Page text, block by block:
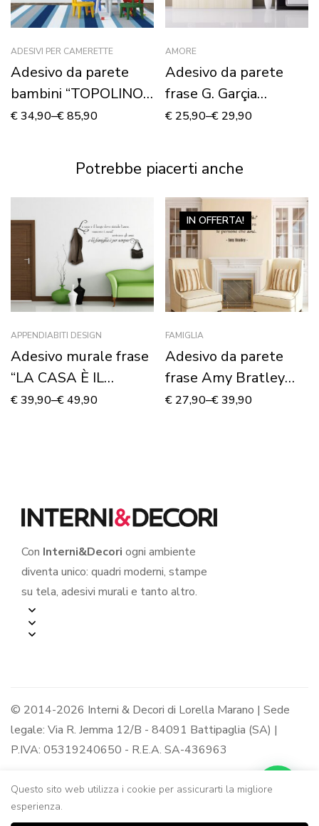
ADESIVI PER CAMERETTE
Adesivo da parete
bambini “TOPOLINO I
SUOI AMICI” –
€34,90–€85,90
AMORE
Adesivo da parete
frase G. Garçia
Marquez “TI AMO
€ 25,90–€ 29,90
Potrebbe piacerti anche
APPENDIABITI DESIGN
Adesivo murale frase
“LA CASA È IL
LUOGO DOVE
€39,90–€49,90
IN OFFERTA!
FAMIGLIA
Adesivo da parete
frase Amy Bratley
“CHE COS’È LA
€ 27,90–€39,90
Con Interni&Decori ogni ambiente
diventa unico: quadri moderni, stampe
su tela, adesivi murali e tanto altro.
© 2014-2026 Interni & Decori di Lorella Marano | Sede
legale: Via R. Jemma 12/B - 84091 Battipaglia (SA) |
P.IVA: 05319240650 - R.E.A. SA-436963
Questo sito web utilizza i cookie per assicurarti la migliore
esperienza.